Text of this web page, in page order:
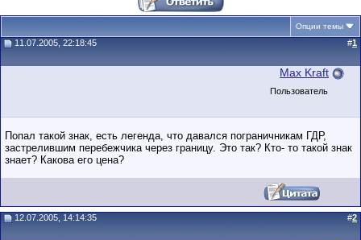
Опции темы
11.07.2005, 22:18:45 #1
Max Kraft
Пользователь
Попал такой знак, есть легенда, что давался пограничникам ГДР,
застрелившим перебежчика через границу. Это так? Кто- то такой знак
знает? Какова его цена?
12.07.2005, 14:14:35 #2